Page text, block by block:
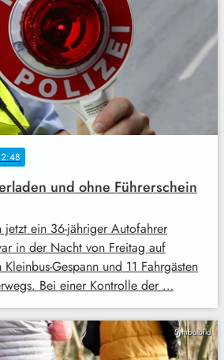
und ohne Führerschein
ein 36-jähriger Autofahrer
in der Nacht von Freitag auf
Gespann und 11 Fahrgästen
Bei einer Kontrolle der …
Symbolbild